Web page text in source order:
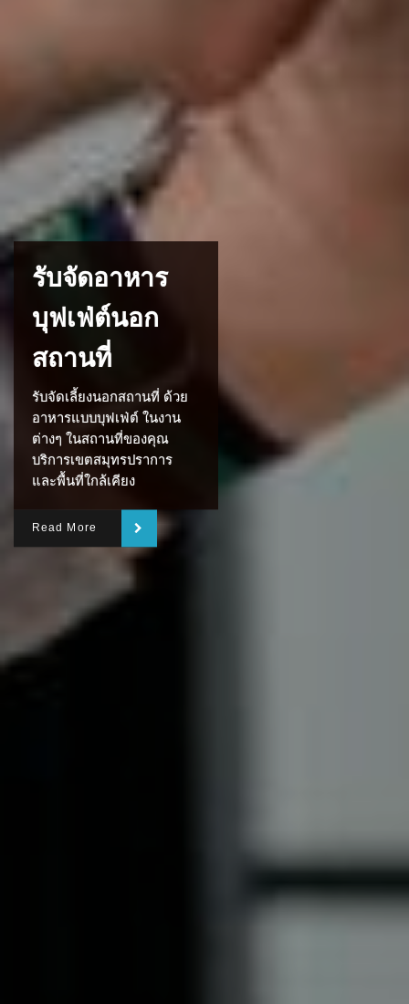
รับจัดอาหาร
บุฟเฟ่ต์นอก
สถานที่
รับจัดเลี้ยงนอกสถานที่ ด้วย
อาหารแบบบุฟเฟ่ต์ ในงาน
ต่างๆ ในสถานที่ของคุณ
บริการเขตสมุทรปราการ
และพื้นที่ใกล้เคียง
Read More